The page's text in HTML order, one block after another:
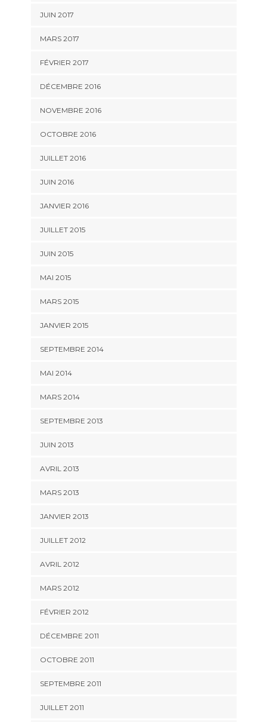
JUIN 2017
MARS 2017
FÉVRIER 2017
DÉCEMBRE 2016
NOVEMBRE 2016
OCTOBRE 2016
JUILLET 2016
JUIN 2016
JANVIER 2016
JUILLET 2015
JUIN 2015
MAI 2015
MARS 2015
JANVIER 2015
SEPTEMBRE 2014
MAI 2014
MARS 2014
SEPTEMBRE 2013
JUIN 2013
AVRIL 2013
MARS 2013
JANVIER 2013
JUILLET 2012
AVRIL 2012
MARS 2012
FÉVRIER 2012
DÉCEMBRE 2011
OCTOBRE 2011
SEPTEMBRE 2011
JUILLET 2011